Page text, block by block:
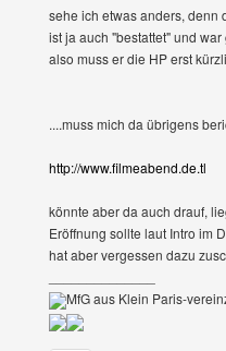
sehe ich etwas anders, denn
ist ja auch "bestattet" und
also muss er die HP erst
....muss mich da übrigens
http://www.filmeabend.de.tl
könnte aber da auch drauf,
Eröffnung sollte laut Intro im
hat aber vergessen dazu
MfG aus Klein Paris-